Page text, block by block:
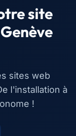
site
Genève
sites web
l'installation à
!